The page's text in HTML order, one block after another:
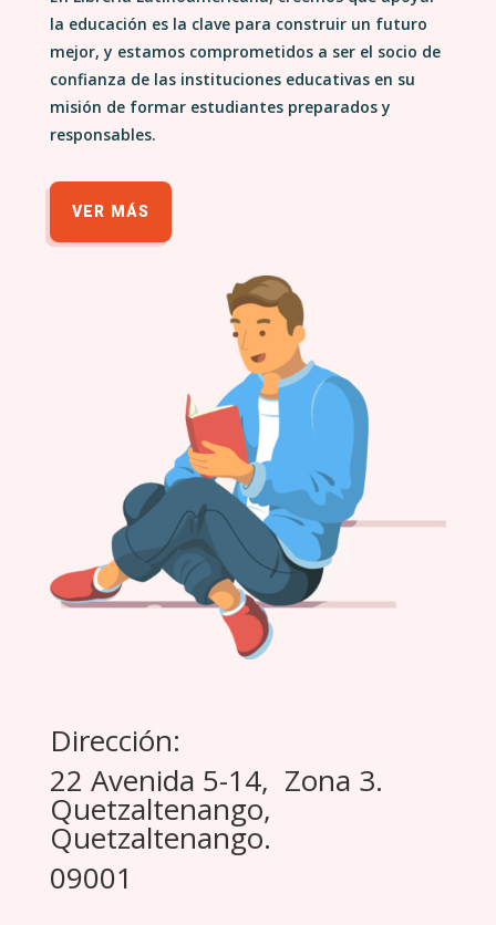
la educación es la clave para construir un futuro
mejor, y estamos comprometidos a ser el socio de
confianza de las instituciones educativas en su
misión de formar estudiantes preparados y
responsables.
VER MÁS
Dirección:
22 Avenida 5-14, Zona 3.
Quetzaltenango,
Quetzaltenango.
09001